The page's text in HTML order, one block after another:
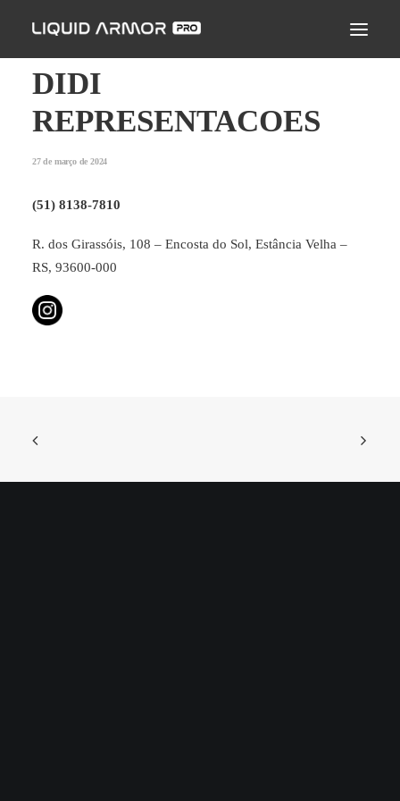
LIQUID ARMOR PRO
MODO DE APLICAÇÃO
ENCONTRE UM APLICADOR
PERGUNTAS FREQUENTES
DIDI
REPRESENTACOES
27 de março de 2024
(51) 8138-7810
R. dos Girassóis, 108 – Encosta do Sol, Estância Velha –
RS, 93600-000